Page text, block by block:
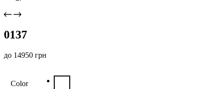
0137
до 14950 грн
Color